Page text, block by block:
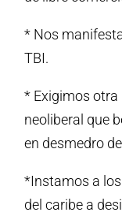
* Nos
TBI.
* Exigimos otra
neoliberal que
en desmedro
*Instamos a
del caribe a